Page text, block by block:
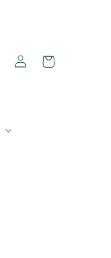
Iniciar
sesión
Carrito